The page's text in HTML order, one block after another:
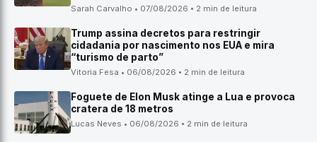
Sarah Carvalho • 07/08/2026 • 2 min de leitura
Trump assina decretos para restringir
cidadania por nascimento nos EUA e mira
“turismo de parto”
Vitoria Fesa • 06/08/2026 • 2 min de leitura
Foguete de Elon Musk atinge a Lua e provoca
cratera de 18 metros
Lucas Neves • 06/08/2026 • 2 min de leitura